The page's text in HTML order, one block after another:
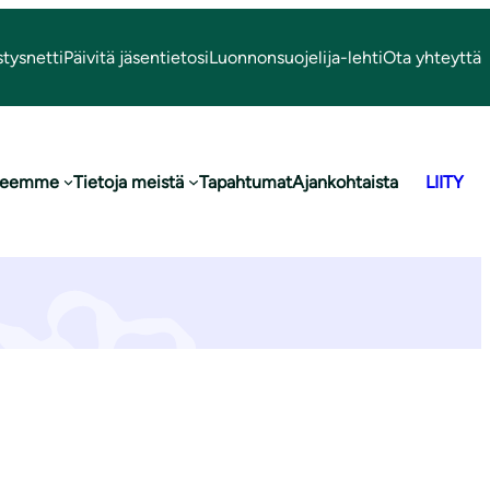
Päivitä jäsentietosiLuonnonsuojelija-lehtiOta yhteyttä
Tietoja meistä TapahtumatAjankohtaista LIITY